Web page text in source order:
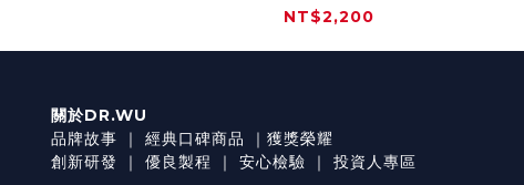
NT$2,200
關於DR.WU
品牌故事 ｜ 經典口碑商品 ｜ 獲獎榮耀
創新研發
｜ 優良製程 ｜ 安心檢驗 ｜ 投資人專區